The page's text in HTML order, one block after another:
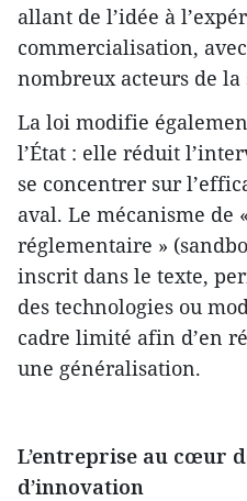
allant de l’idée à
commercialisation,
nombreux acteurs de la
La loi modifie
l’État : elle réduit
se concentrer sur
aval. Le mécanisme de
réglementaire »
inscrit dans le texte,
des technologies ou
cadre limité afin d’en
une généralisation.
L’entreprise au cœur
d’innovation